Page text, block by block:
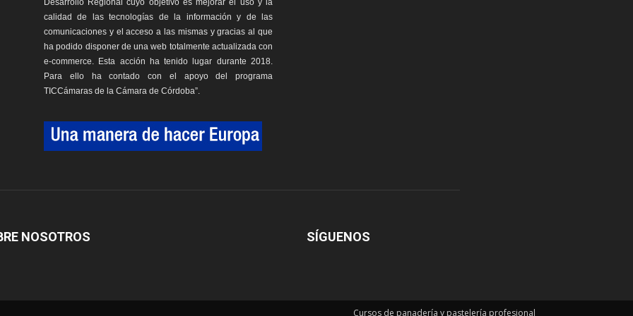
calidad de las tecnologías de la información y de las
comunicaciones y el acceso a las mismas y gracias al que
ha podido disponer de una web totalmente actualizada con
e-commerce. Esta acción ha tenido lugar durante 2018.
Para ello ha contado con el apoyo del programa
TICCámaras de la Cámara de Córdoba”.
NOSOTROS SÍGUENOS
Cursos de panadería y pastelería profesional